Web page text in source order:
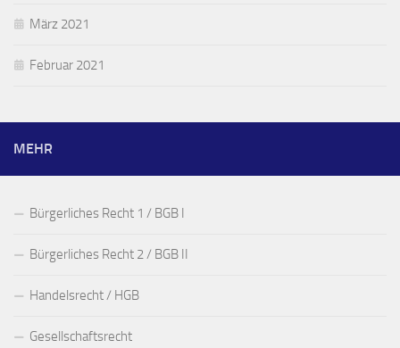
März 2021
Februar 2021
MEHR
Bürgerliches Recht 1 / BGB I
Bürgerliches Recht 2 / BGB II
Handelsrecht / HGB
Gesellschaftsrecht